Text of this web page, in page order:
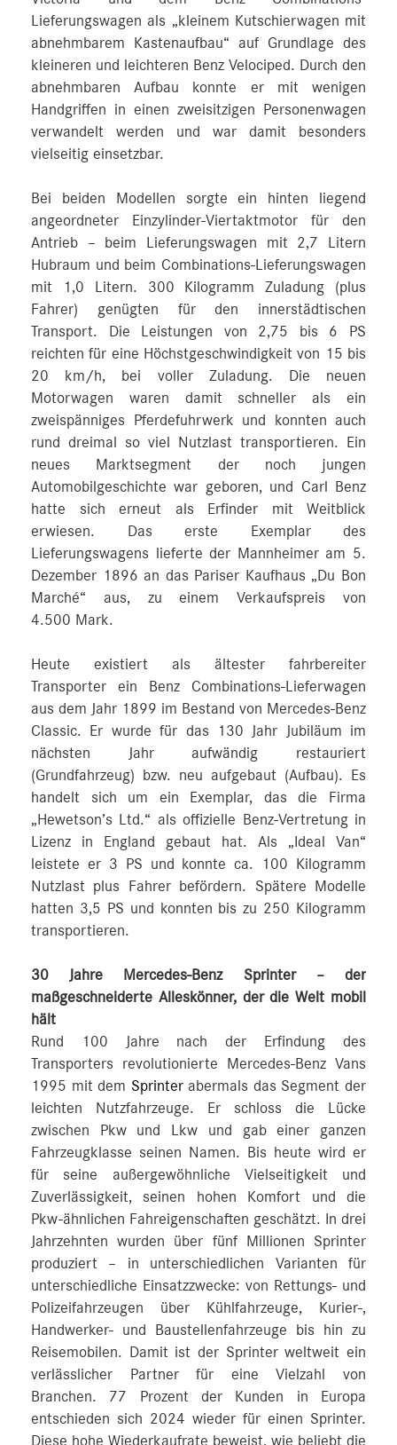
Lieferungswagen als „kleinem Kutschierwagen mit
abnehmbarem Kastenaufbau“ auf Grundlage des
kleineren und leichteren Benz Velociped. Durch den
abnehmbaren Aufbau konnte er mit wenigen
Handgriffen in einen zweisitzigen Personenwagen
verwandelt werden und war damit besonders
vielseitig einsetzbar.
Bei beiden Modellen sorgte ein hinten liegend
angeordneter Einzylinder-Viertaktmotor für den
Antrieb – beim Lieferungswagen mit 2,7 Litern
Hubraum und beim Combinations-Lieferungswagen
mit 1,0 Litern. 300 Kilogramm Zuladung (plus
Fahrer) genügten für den innerstädtischen
Transport. Die Leistungen von 2,75 bis 6 PS
reichten für eine Höchstgeschwindigkeit von 15 bis
20 km/h, bei voller Zuladung. Die neuen
Motorwagen waren damit schneller als ein
zweispänniges Pferdefuhrwerk und konnten auch
rund dreimal so viel Nutzlast transportieren. Ein
neues Marktsegment der noch jungen
Automobilgeschichte war geboren, und Carl Benz
hatte sich erneut als Erfinder mit Weitblick
erwiesen. Das erste Exemplar des
Lieferungswagens lieferte der Mannheimer am 5.
Dezember 1896 an das Pariser Kaufhaus „Du Bon
Marché“ aus, zu einem Verkaufspreis von
4.500 Mark.
Heute existiert als ältester fahrbereiter
Transporter ein Benz Combinations-Lieferwagen
aus dem Jahr 1899 im Bestand von Mercedes-Benz
Classic. Er wurde für das 130 Jahr Jubiläum im
nächsten Jahr aufwändig restauriert
(Grundfahrzeug) bzw. neu aufgebaut (Aufbau). Es
handelt sich um ein Exemplar, das die Firma
„Hewetson’s Ltd.“ als offizielle Benz-Vertretung in
Lizenz in England gebaut hat. Als „Ideal Van“
leistete er 3 PS und konnte ca. 100 Kilogramm
Nutzlast plus Fahrer befördern. Spätere Modelle
hatten 3,5 PS und konnten bis zu 250 Kilogramm
transportieren.
30 Jahre Mercedes-Benz Sprinter – der
maßgeschneiderte Alleskönner, der die Welt mobil
hält
Rund 100 Jahre nach der Erfindung des
Transporters revolutionierte Mercedes-Benz Vans
1995 mit dem Sprinterabermals das Segment der
leichten Nutzfahrzeuge. Er schloss die Lücke
zwischen Pkw und Lkw und gab einer ganzen
Fahrzeugklasse seinen Namen. Bis heute wird er
für seine außergewöhnliche Vielseitigkeit und
Zuverlässigkeit, seinen hohen Komfort und die
Pkw-ähnlichen Fahreigenschaften geschätzt. In drei
Jahrzehnten wurden über fünf Millionen Sprinter
produziert – in unterschiedlichen Varianten für
unterschiedliche Einsatzzwecke: von Rettungs- und
Polizeifahrzeugen über Kühlfahrzeuge, Kurier-,
Handwerker- und Baustellenfahrzeuge bis hin zu
Reisemobilen. Damit ist der Sprinter weltweit ein
verlässlicher Partner für eine Vielzahl von
Branchen. 77 Prozent der Kunden in Europa
entschieden sich 2024 wieder für einen Sprinter.